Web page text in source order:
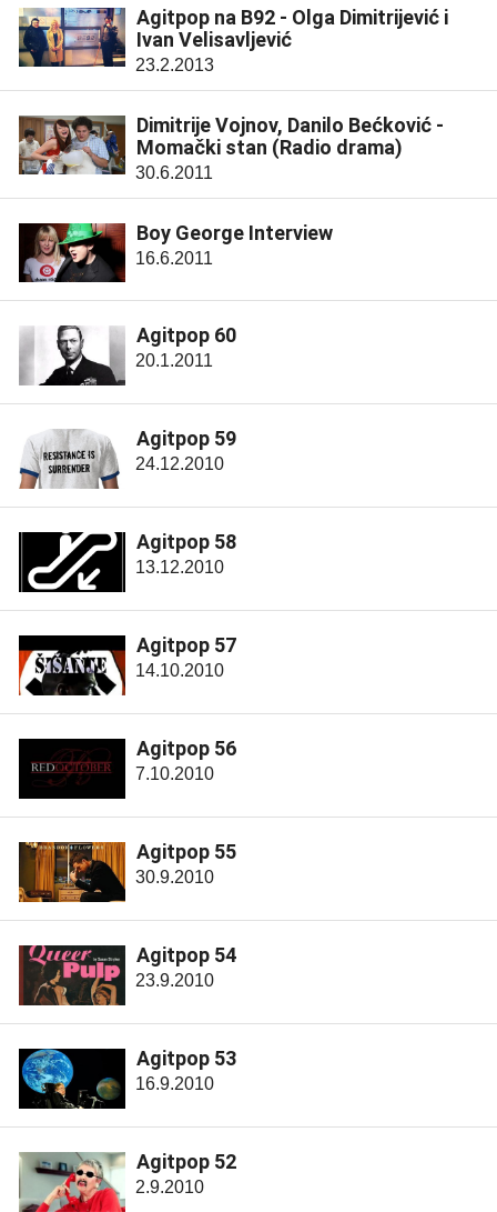
Agitpop na B92 - Olga Dimitrijević i
Ivan Velisavljević
23.2.2013
Dimitrije Vojnov, Danilo Bećković -
Momački stan (Radio drama)
30.6.2011
Boy George Interview
16.6.2011
Agitpop 60
20.1.2011
Agitpop 59
24.12.2010
Agitpop 58
13.12.2010
Agitpop 57
14.10.2010
Agitpop 56
7.10.2010
Agitpop 55
30.9.2010
Agitpop 54
23.9.2010
Agitpop 53
16.9.2010
Agitpop 52
2.9.2010